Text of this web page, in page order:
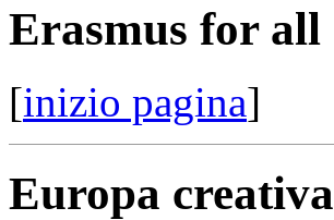
Erasmus for all
[inizio pagina]
Europa creativa